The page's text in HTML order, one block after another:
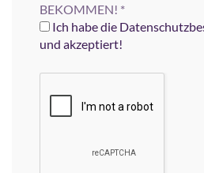
BEKOMMEN! *
Ich habe die
und akzeptiert!